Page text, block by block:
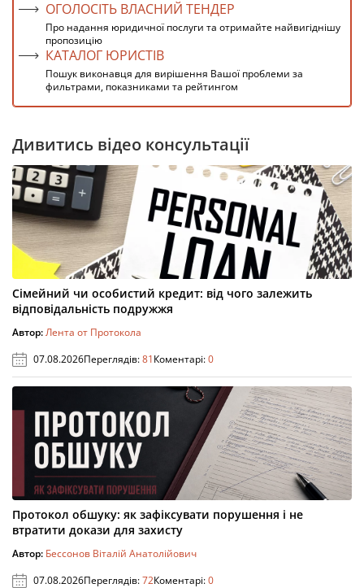
ОГОЛОСІТЬ ВЛАСНИЙ ТЕНДЕР
Про надання юридичної послуги та отримайте найвигіднішу
пропозицію
КАТАЛОГ ЮРИСТІВ
Пошук виконавця для вирішення Вашої проблеми за
фильтрами, показниками та рейтингом
Дивитись відео консультації
Сімейний чи особистий кредит: від чого залежить
відповідальність подружжя
Автор:Лента от Протокола
07.08.2026Переглядів:81Коментарі:0
Протокол обшуку: як зафіксувати порушення і не
втратити докази для захисту
Автор: Бессонов Віталій Анатолійович
07.08.2026Переглядів:72Коментарі:0